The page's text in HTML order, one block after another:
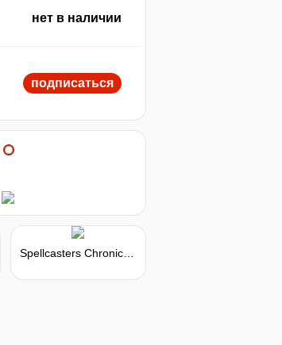
нет в наличии
подписаться